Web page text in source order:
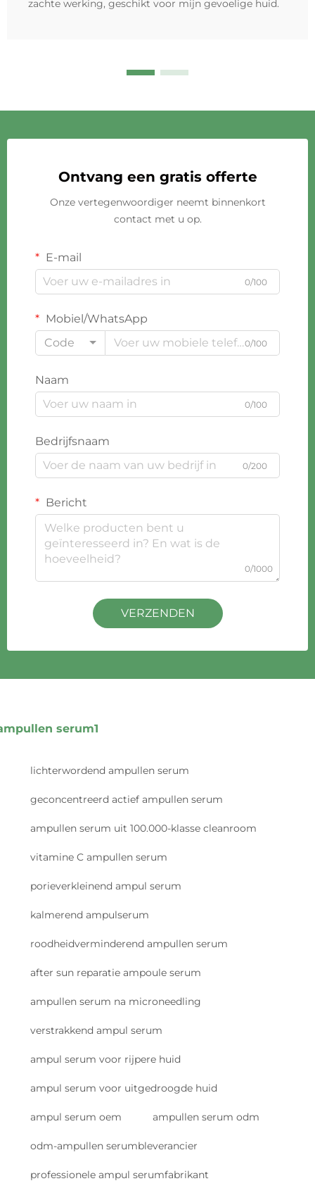
zachte werking, geschikt voor mijn gevoelige huid.
Ontvang een gratis offerte
Onze vertegenwoordiger neemt binnenkort
contact met u op.
E-mail
0/100
Mobiel/WhatsApp
Code
0/100
Naam
0/100
Bedrijfsnaam
0/200
Bericht
0/1000
VERZENDEN
serum1
lichterwordend ampullen serum
geconcentreerd actief ampullen serum
ampullen serum uit 100.000-klasse cleanroom
vitamine C ampullen serum
porieverkleinend ampul serum
kalmerend ampulserum
roodheidverminderend ampullen serum
after sun reparatie ampoule serum
ampullen serum na microneedling
verstrakkend ampul serum
ampul serum voor rijpere huid
ampul serum voor uitgedroogde huid
ampul serum oem ampullen serum odm
odm-ampullen serumbleverancier
professionele ampul serumfabrikant